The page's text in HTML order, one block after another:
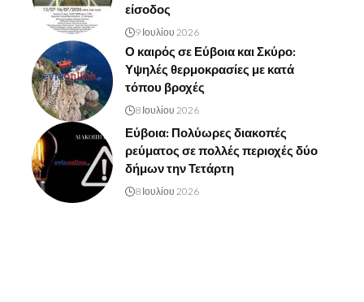
είσοδος
9 Ιουλίου 2026
Ο καιρός σε Εύβοια και Σκύρο:
Υψηλές θερμοκρασίες με κατά
τόπου βροχές
8 Ιουλίου 2026
Εύβοια: Πολύωρες διακοπές
ρεύματος σε πολλές περιοχές δύο
δήμων την Τετάρτη
8 Ιουλίου 2026